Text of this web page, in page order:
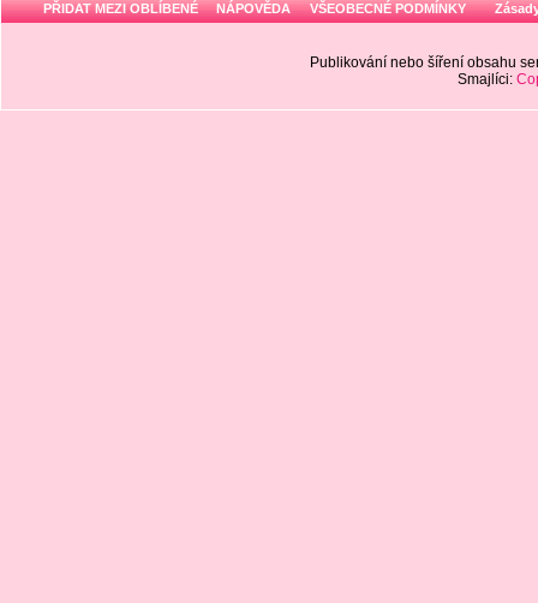
PŘIDAT MEZI OBLÍBENÉ NÁPOVĚDA VŠEOBECNÉ PODMÍNKY
Publikování nebo šíření obsahu
Smajlíci: